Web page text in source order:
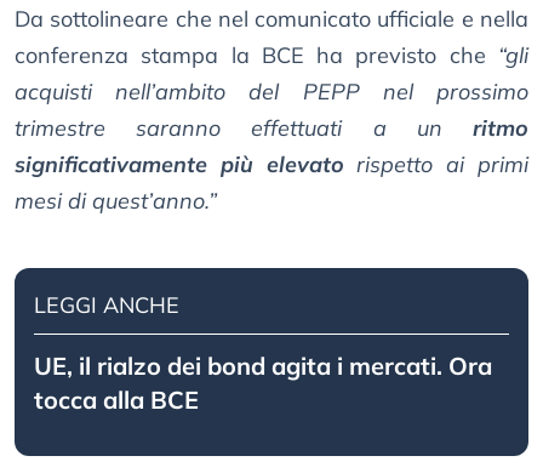
Da sottolineare che nel comunicato ufficiale e nella
conferenza stampa la BCE ha previsto che “gli
acquisti nell’ambito del PEPP nel prossimo
trimestre saranno effettuati a un ritmo
significativamente più elevato rispetto ai primi
mesi di quest’anno.”
LEGGI ANCHE
UE, il rialzo dei bond agita i mercati. Ora
tocca alla BCE